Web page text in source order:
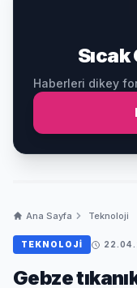
Haberleri dikey
Ana Sayfa Teknoloji
TEKNOLOJI
Gebze